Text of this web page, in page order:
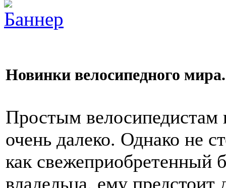
Новинки велосипедного
Простым велосипедистам
очень далеко. Однако не
как свежеприобретенный
владельца, ему предстоит